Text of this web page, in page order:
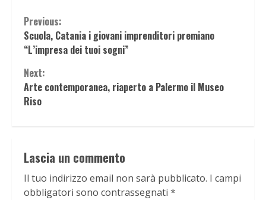
Continue
Reading
Previous:
Scuola, Catania i giovani imprenditori premiano
“L’impresa dei tuoi sogni”
Next:
Arte contemporanea, riaperto a Palermo il Museo
Riso
Lascia un commento
Il tuo indirizzo email non sarà pubblicato. I campi
obbligatori sono contrassegnati *